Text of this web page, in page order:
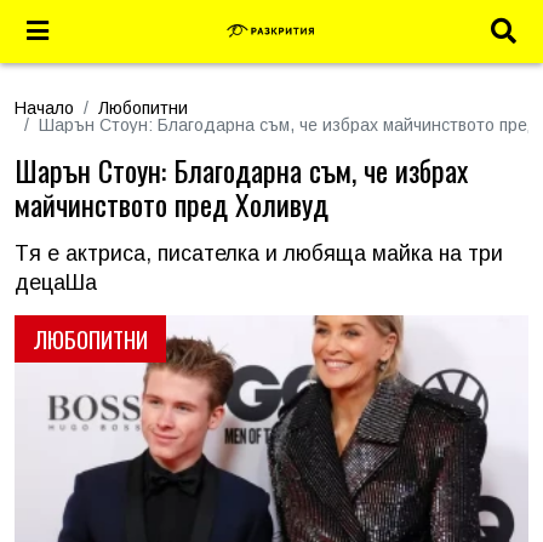
Начало
Любопитни
Шарън Стоун: Благодарна съм, че избрах майчинството
ЛЮБОПИТНИ
Шарън Стоун: Благодарна съм, че избрах
майчинството пред Холивуд
Tя е актриса, писателка и любяща майка на три
децаШа